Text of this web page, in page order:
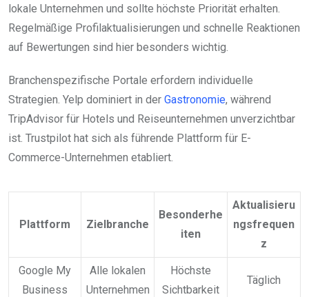
lokale Unternehmen und sollte höchste Priorität erhalten.
Regelmäßige Profilaktualisierungen und schnelle Reaktionen
auf Bewertungen sind hier besonders wichtig.
Branchenspezifische Portale erfordern individuelle
Strategien. Yelp dominiert in der Gastronomie, während
TripAdvisor für Hotels und Reiseunternehmen unverzichtbar
ist. Trustpilot hat sich als führende Plattform für E-
Commerce-Unternehmen etabliert.
Plattform Zielbranche
Besonderhe
iten
Aktualisieru
ngsfrequen
z
Google My
Business
Alle lokalen
Unternehmen
Höchste
Sichtbarkeit
Täglich